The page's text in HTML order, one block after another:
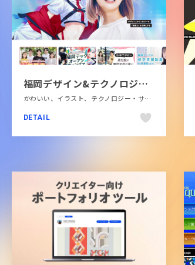
福岡デザイン&テクノロジー専門学校｜福岡テック
かわいい、イラスト、テクノロジー・サイエンス、テレビ・アニメ・映画・芸能、ブランド・サービスサイト、ホワイト系、ポップ、モーション多め、教育・学校、施設・店舗サイト
DETAIL